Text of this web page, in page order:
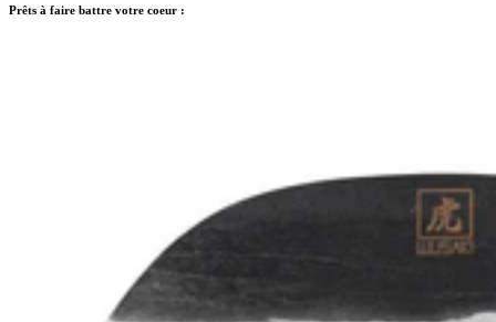
Prêts à faire battre votre coeur :